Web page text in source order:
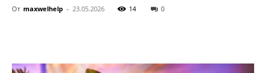
От maxwelhelp - 23.05.2026 14 0